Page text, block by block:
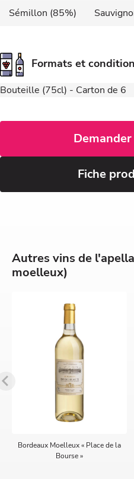
Sémillon (85%)
Formats et
Bouteille (75cl) - Carton de 6
Fiche
Autres vins de
moelleux)
Bordeaux Moelleux « Place de la
Bourse »